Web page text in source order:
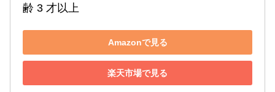
齢 3 才以上
Amazonで見る
楽天市場で見る